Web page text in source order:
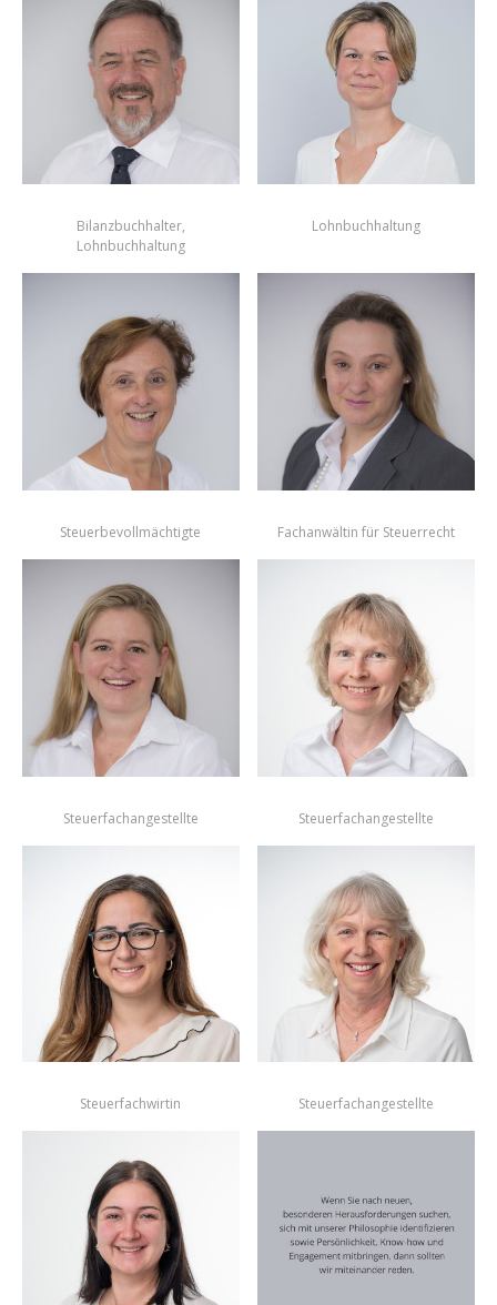
Bilanzbuchhalter,
Lohnbuchhaltung
Lohnbuchhaltung
Steuerbevollmächtigte Fachanwältin für Steuerrecht
Steuerfachangestellte Steuerfachangestellte
Steuerfachwirtin Steuerfachangestellte